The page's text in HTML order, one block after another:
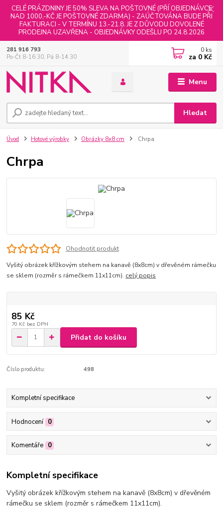
CELÉ PRÁZDNINY JE 50% SLEVA NA POŠTOVNÉ (PŘÍ OBJEDNÁVCE
NAD 1000,-KČ JE POŠTOVNÉ ZDARMA) - ZAÚČTOVÁNA BUDE PŘI
FAKTURACI - V TERMÍNU 13.-21.8. JE Z DŮVODU DOVOLENÉ
PRODEJNA UZAVŘENA - OBJEDNÁVKY ODEŠLU PO 24.8.2026
Menu
Hledat
281 916 793
Po-Čt 8-16:30, Pá 8-14:30
0 ks
za 0 Kč
Úvod Hotové výrobky Obrázky 8x8 cm Chrpa
Chrpa
Ohodnotit produkt
Vyšitý obrázek křížkovým stehem na kanavě (8x8cm) v dřevěném rámečku
se sklem (rozměr s rámečkem 11x11cm). celý popis
85 Kč
70 Kč bez DPH
Přidat do košíku
Číslo produktu: 498
Kompletní specifikace
Hodnocení 0
Komentáře 0
Kompletní specifikace
Vyšitý obrázek křížkovým stehem na kanavě (8x8cm) v dřevěném
rámečku se sklem (rozměr s rámečkem 11x11cm).